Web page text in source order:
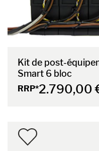
Kit de post-
Smart 6 bloc
RRP*2.790,00